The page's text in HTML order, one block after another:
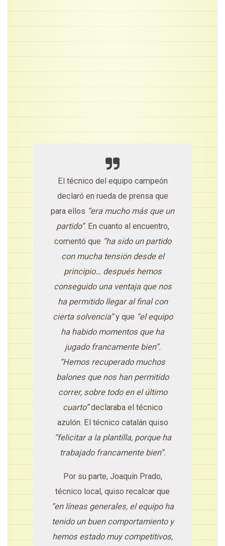
El técnico del equipo campeón
declaró en rueda de prensa que
para ellos “era mucho más que un
partido”. En cuanto al encuentro,
comentó que “ha sido un partido
con mucha tensión desde el
principio… después hemos
conseguido una ventaja que nos
ha permitido llegar al final con
cierta solvencia”y que “el equipo
ha habido momentos que ha
jugado francamente bien”.
“Hemos recuperado muchos
balones que nos han permitido
correr, sobre todo en el último
cuarto”declaraba el técnico
azulón. El técnico catalán quiso
“felicitar a la plantilla, porque ha
trabajado francamente bien”.
Por su parte, Joaquín Prado,
técnico local, quiso recalcar que
“en líneas generales, el equipo ha
tenido un buen comportamiento y
hemos estado muy competitivos,